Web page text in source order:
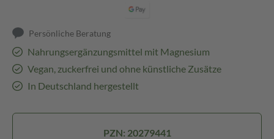
Persönliche Beratung
Nahrungsergänzungsmittel mit Magnesium
Vegan, zuckerfrei und ohne künstliche Zusätze
In Deutschland hergestellt
PZN: 20279441